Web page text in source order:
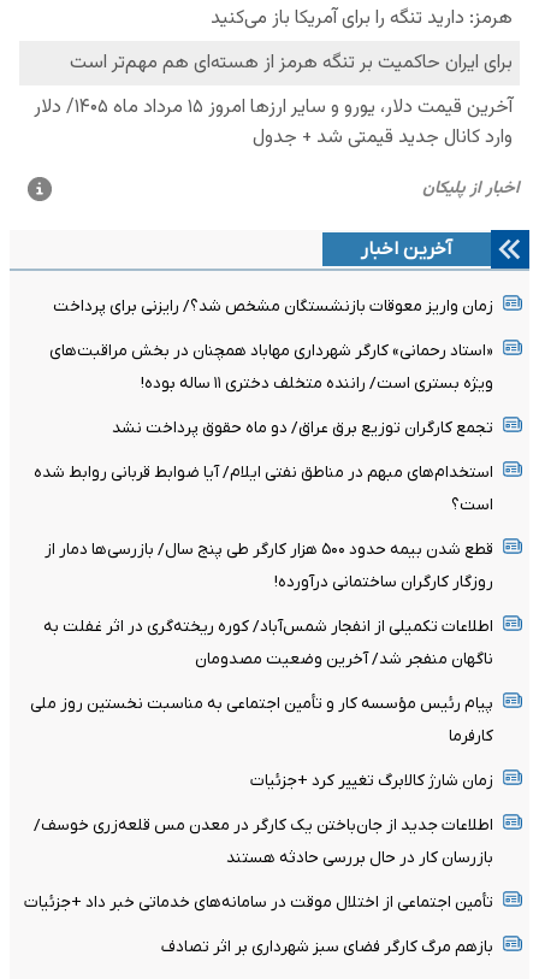
آخرین اخبار
زمان واریز معوقات بازنشستگان مشخص شد؟/ رایزنی برای پرداخت
«استاد رحمانی» کارگر شهرداری مهاباد همچنان در بخش مراقبت‌های
ویژه بستری است/ راننده متخلف دختری ۱۱ ساله بوده!
تجمع کارگران توزیع برق عراق/ دو ماه حقوق پرداخت نشد
استخدام‌های مبهم در مناطق نفتی ایلام/ آیا ضوابط قربانی روابط شده
است؟
قطع شدن بیمه حدود ۵۰۰ هزار کارگر طی پنج سال/ بازرسی‌ها دمار از
روزگار کارگران ساختمانی درآورده!
اطلاعات تکمیلی از انفجار شمس‌آباد/ کوره ریخته‌گری در اثر غفلت به
ناگهان منفجر شد/ آخرین وضعیت مصدومان
پیام رئیس مؤسسه کار و تأمین اجتماعی به مناسبت نخستین روز ملی
کارفرما
زمان شارژ کالابرگ تغییر کرد +جزئیات
اطلاعات جدید از جان‌باختن یک کارگر در معدن مس قلعه‌زری خوسف/
بازرسان کار در حال بررسی حادثه هستند
تأمین اجتماعی از اختلال موقت در سامانه‌های خدماتی خبر داد +جزئیات
بازهم مرگ کارگر فضای سبز شهرداری بر اثر تصادف